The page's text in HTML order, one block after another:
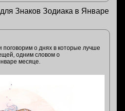
Знаков Зодиака в Январе
поговорим о днях в которые лучше
одним словом о
месяце.